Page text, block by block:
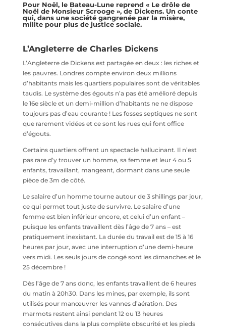
Pour Noël, le Bateau-Lune reprend « Le drôle de
Noël de Monsieur Scrooge », de Dickens. Un conte
qui, dans une société gangrenée par la misère,
milite pour plus de justice sociale.
L’Angleterre de Charles Dickens
L’Angleterre de Dickens est partagée en deux : les riches et
les pauvres. Londres compte environ deux millions
d’habitants mais les quartiers populaires sont de véritables
taudis. Le système des égouts n’a pas été amélioré depuis
le 16e siècle et un demi-million d’habitants ne ne dispose
toujours pas d’eau courante ! Les fosses septiques ne sont
que rarement vidées et ce sont les rues qui font office
d’égouts.
Certains quartiers offrent un spectacle hallucinant. Il n’est
pas rare d’y trouver un homme, sa femme et leur 4 ou 5
enfants, travaillant, mangeant, dormant dans une seule
pièce de 3m de côté.
Le salaire d’un homme tourne autour de 3 shillings par jour,
ce qui permet tout juste de survivre. Le salaire d’une
femme est bien inférieur encore, et celui d’un enfant –
puisque les enfants travaillent dès l’âge de 7 ans – est
pratiquement inexistant. La durée du travail est de 15 à 16
heures par jour, avec une interruption d’une demi-heure
vers midi. Les seuls jours de congé sont les dimanches et le
25 décembre !
Dès l’âge de 7 ans donc, les enfants travaillent de 6 heures
du matin à 20h30. Dans les mines, par exemple, ils sont
utilisés pour manœuvrer les vannes d’aération. Des
marmots restent ainsi pendant 12 ou 13 heures
consécutives dans la plus complète obscurité et les pieds